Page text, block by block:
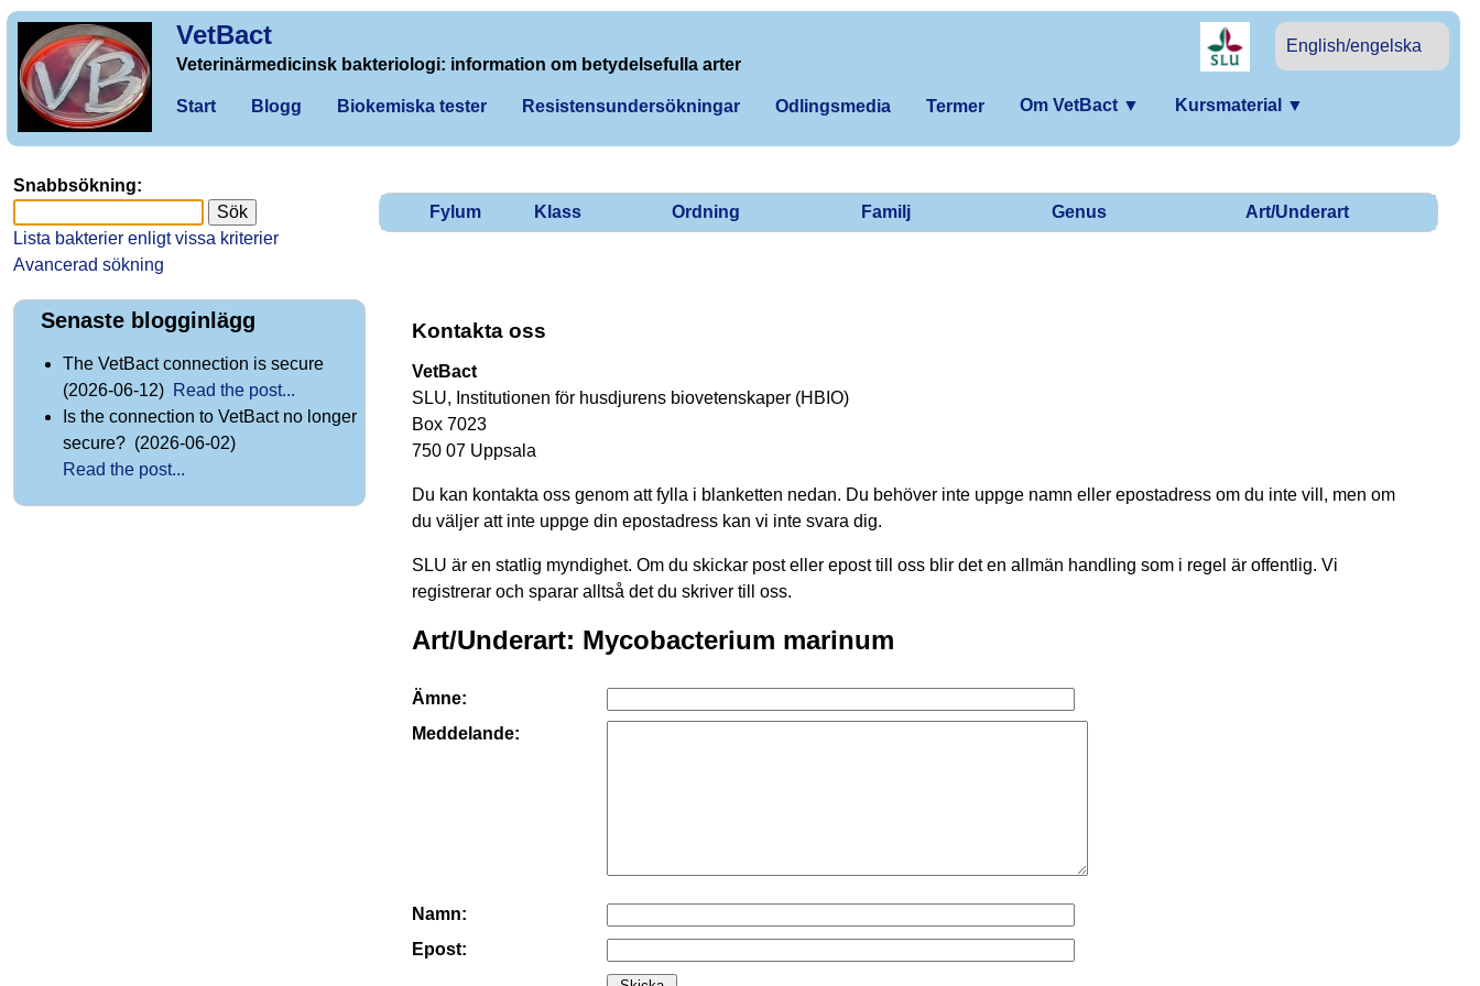
VetBact
English/engelska
Veterinärmedicinsk bakteriologi: information om betydelsefulla arter
Start Blogg Biokemiska tester Resistensundersökningar Odlingsmedia Termer Om VetBact ▼ Kursmaterial ▼
Fylum Klass Ordning Familj Genus Art/Underart
Kontakta oss
VetBact
SLU, Institutionen för husdjurens biovetenskaper (HBIO)
Box 7023
750 07 Uppsala
Du kan kontakta oss genom att fylla i blanketten nedan. Du behöver inte uppge namn eller epostadress om du inte vill, men om
du väljer att inte uppge din epostadress kan vi inte svara dig.
SLU är en statlig myndighet. Om du skickar post eller epost till oss blir det en allmän handling som i regel är offentlig. Vi
registrerar och sparar alltså det du skriver till oss.
Art/Underart: Mycobacterium marinum
Ämne:
Meddelande:
Namn:
Epost:
Snabbsökning:
Lista bakterier enligt vissa kriterier
Avancerad sökning
Senaste blogginlägg
The VetBact connection is secure
(2026-06-12) Read the post...
Is the connection to VetBact no longer
secure? (2026-06-02)
Read the post...